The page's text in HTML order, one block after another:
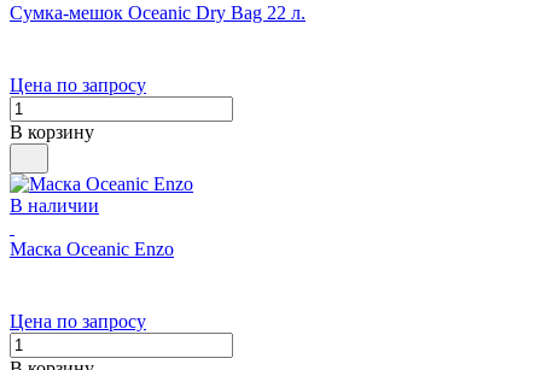
Сумка-мешок Oceanic Dry Bag 22 л.
Цена по запросу
В корзину
В наличии
Маска Oceanic Enzo
Цена по запросу